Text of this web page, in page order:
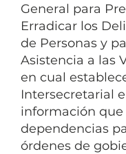
General para
Erradicar los
de Personas y
Asistencia a las
en cual
Intersecretarial
información
dependencias
órdenes de